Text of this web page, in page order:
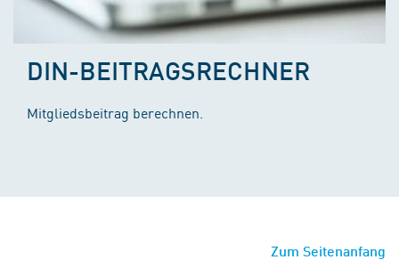
DIN-BEITRAGSRECHNER
Mitgliedsbeitrag berechnen.
Zum Seitenanfang